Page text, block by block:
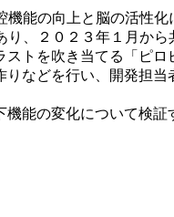
能の向上と脳の活性化
、２０２３年１月から
トを吹き当てる「ピロ
などを行い、開発担
能の変化について検証